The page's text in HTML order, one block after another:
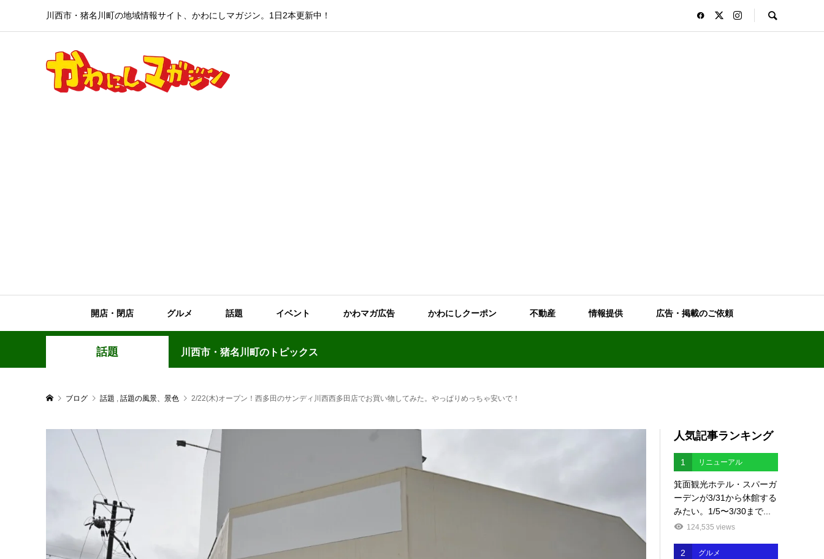
川西市・猪名川町の地域情報サイト、かわにしマガジン。1日2本更新中！
開店・閉店 グルメ 話題 イベント かわマガ広告 かわにしクーポン 不動産 情報提供 広告・掲載のご依頼
話題 川西市・猪名川町のトピックス
ブログ 話題 , 話題の風景、景色 2/22(木)オープン！西多田のサンディ川西西多田店でお買い物してみた。やっぱりめっちゃ安いで！
人気記事ランキング
1 リニューアル
箕面観光ホテル・スパーガ
ーデンが3/31から休館する
みたい。1/5〜3/30まで...
124,535 views
2 グルメ